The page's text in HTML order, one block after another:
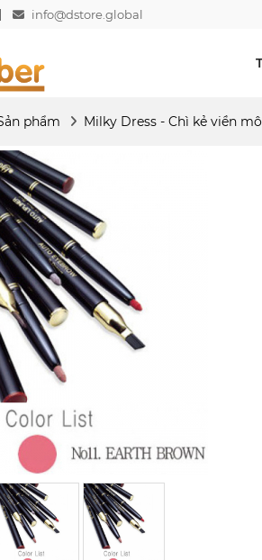
info@dstore.global
phẩm Milky Dress - Chì kẻ viền